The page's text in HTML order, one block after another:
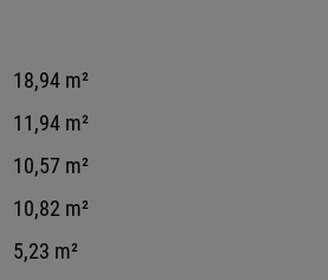
18,94 m²
11,94 m²
10,57 m²
10,82 m²
5,23 m²